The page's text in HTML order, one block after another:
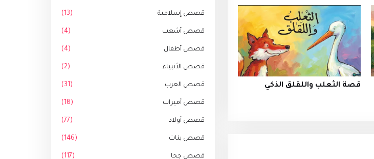
قصة الثعلب واللقلق الذكي
قصص إسلامية (13)
قصص أشعب (4)
قصص أطفال (4)
قصص الأنبياء (2)
قصص العرب (31)
قصص أميرات (18)
قصص أولاد (77)
قصص بنات (146)
قصص جحا (117)